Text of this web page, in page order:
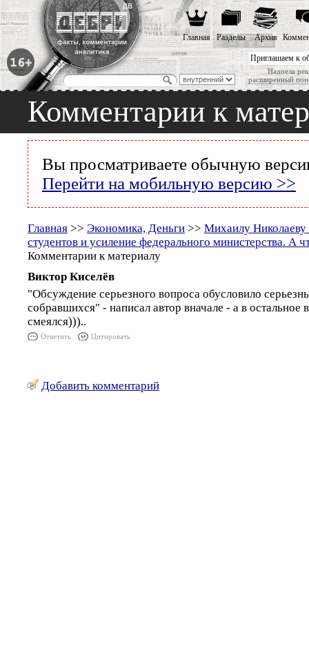
Приглашаем к
Надоела
расширенный
Главная Разделы Архив
Комментарии к
Вы просматриваете обычную
Перейти на мобильную версию >>
Главная >> Экономика, Деньги >> Михаилу
студентов и усиление федерального министерства. А
Комментарии к материалу
Виктор Киселёв
"Обсуждение серьезного вопроса обусловило
собравшихся" - написал автор вначале - а в остальное
смеялся)))..
Ответить Цитировать
Добавить комментарий